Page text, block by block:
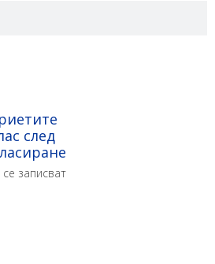
след
записват